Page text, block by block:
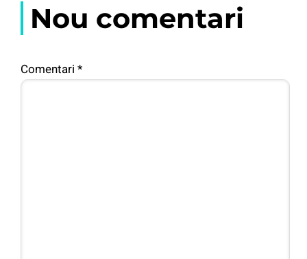
Nou comentari
Comentari *